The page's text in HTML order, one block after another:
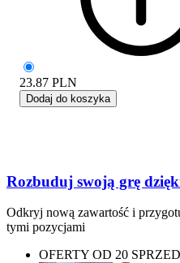
23.87 PLN
Dodaj do koszyka
Rozbuduj swoją grę
Odkryj nową zawartość i
tymi pozycjami
OFERTY OD 20